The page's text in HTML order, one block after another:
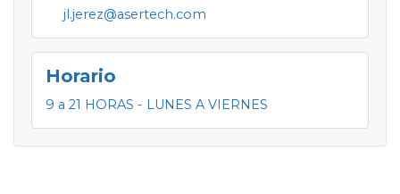
jl.jerez@asertech.com
Horario
9 a 21 HORAS - LUNES A VIERNES